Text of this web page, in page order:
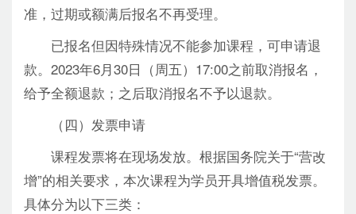
准，过期或额满后报名不再受理。
已报名但因特殊情况不能参加课程，可申请退
款。2023年6月30日（周五）17:00之前取消报名，
给予全额退款；之后取消报名不予以退款。
（四）发票申请
课程发票将在现场发放。根据国务院关于“营改
增”的相关要求，本次课程为学员开具增值税发票。
具体分为以下三类：